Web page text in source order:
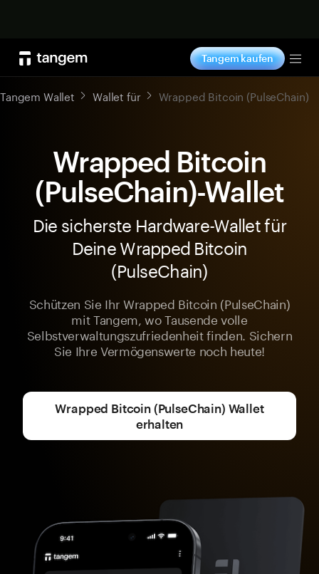
Tangem kaufen
Tangem Wallet Wallet für Wrapped Bitcoin (PulseChain)
Wrapped Bitcoin
(PulseChain)-Wallet
Die sicherste Hardware-Wallet für
Deine Wrapped Bitcoin
(PulseChain)
Schützen Sie Ihr Wrapped Bitcoin (PulseChain)
mit Tangem, wo Tausende volle
Selbstverwaltungszufriedenheit finden. Sichern
Sie Ihre Vermögenswerte noch heute!
Wrapped Bitcoin (PulseChain) Wallet
erhalten